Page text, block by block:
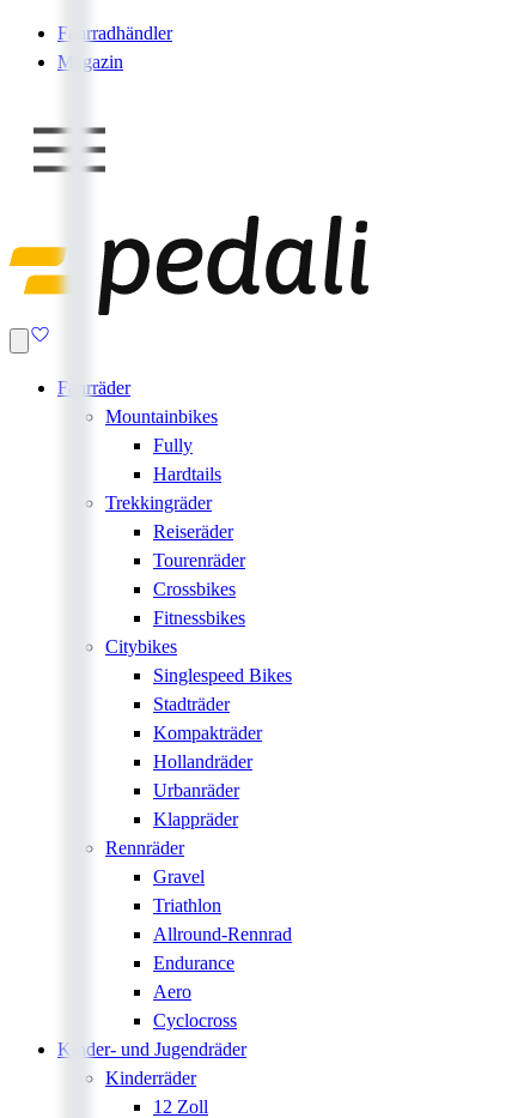
Fahrradhändler
Magazin
Fahrräder
Mountainbikes
Fully
Hardtails
Trekkingräder
Reiseräder
Tourenräder
Crossbikes
Fitnessbikes
Citybikes
Singlespeed Bikes
Stadträder
Kompakträder
Hollandräder
Urbanräder
Klappräder
Rennräder
Gravel
Triathlon
Allround-Rennrad
Endurance
Aero
Cyclocross
Kinder- und Jugendräder
Kinderräder
12 Zoll